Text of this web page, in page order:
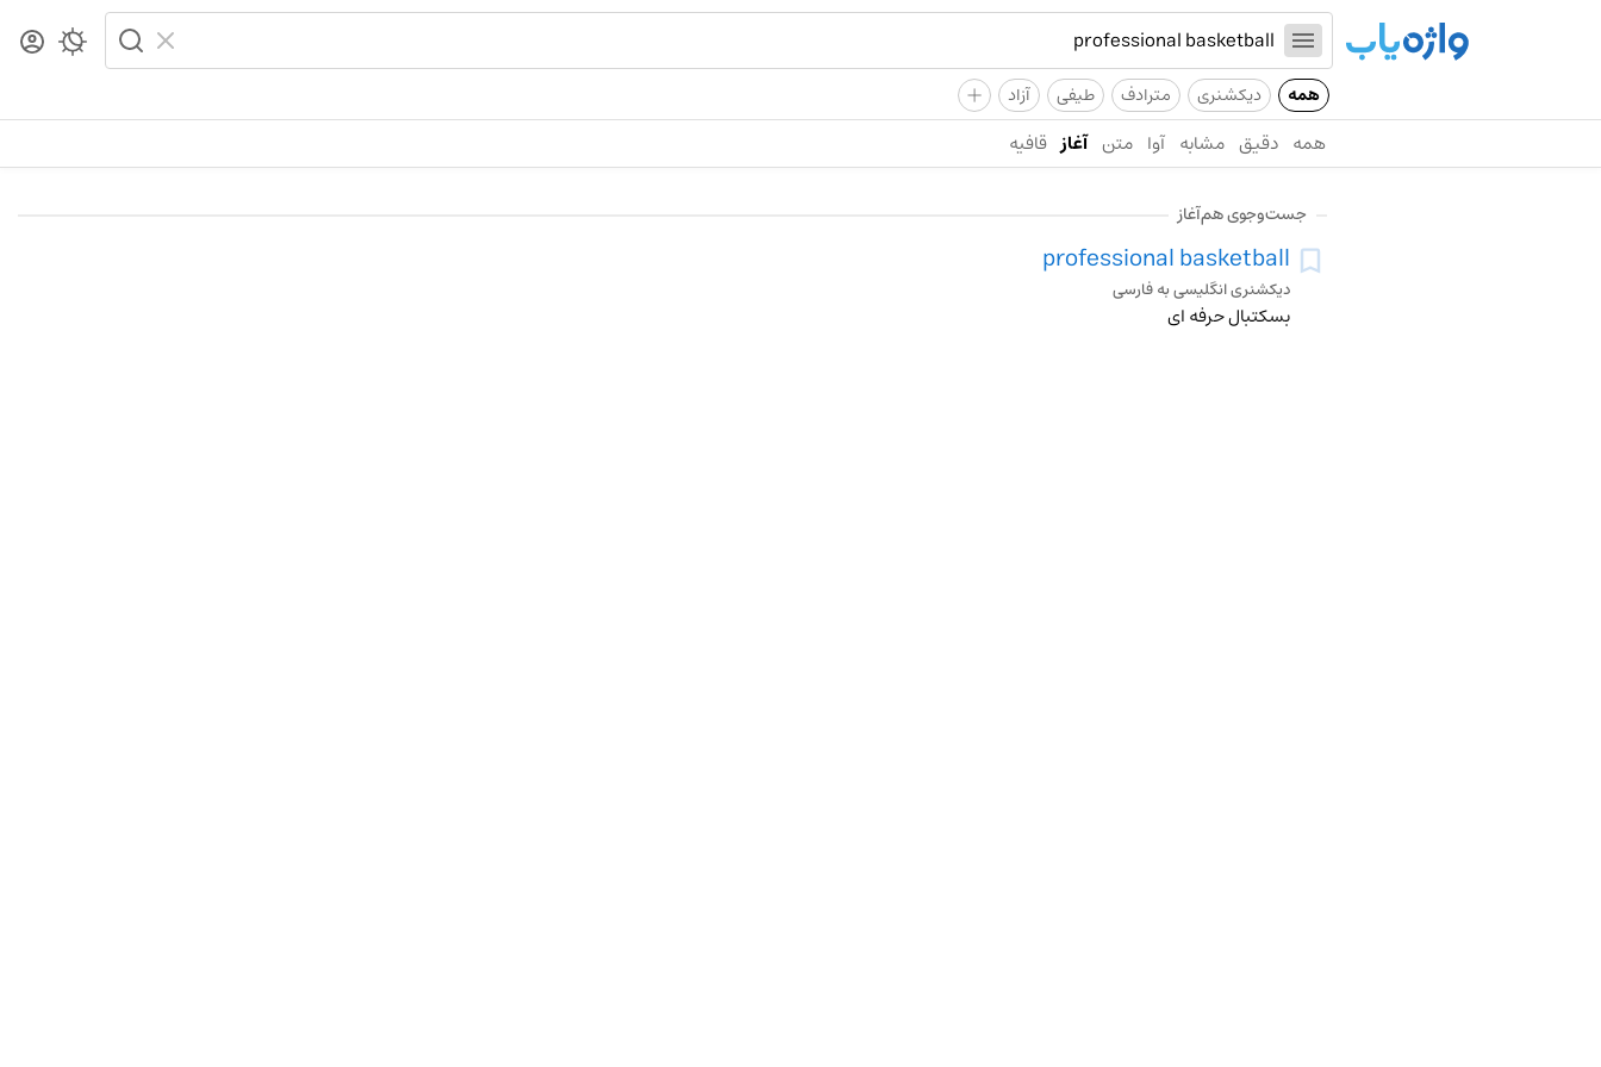
همه دیکشنری مترادف طیفی آزاد +
همه دقیق مشابه آوا متن آغاز قافیه
جست‌وجوی هم‌آغاز
professional basketball
دیکشنری انگلیسی به فارسی
بسکتبال حرفه ای